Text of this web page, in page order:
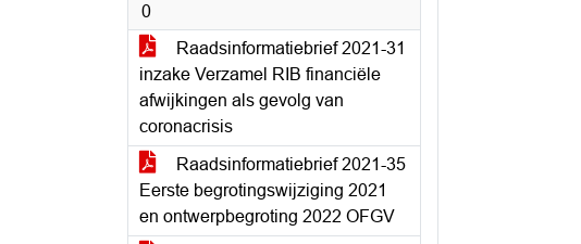
0
Raadsinformatiebrief 2021-31
inzake Verzamel RIB financiële
afwijkingen als gevolg van
coronacrisis
Raadsinformatiebrief 2021-35
Eerste begrotingswijziging 2021
en ontwerpbegroting 2022 OFGV